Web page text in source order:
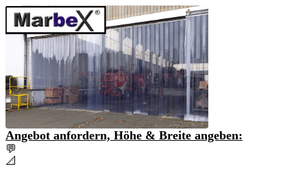
Angebot anfordern, Höhe & Breite angeben:
💬
📐